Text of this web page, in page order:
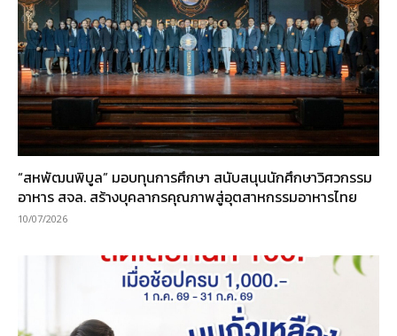
“สหพัฒนพิบูล” มอบทุนการศึกษา สนับสนุนนักศึกษาวิศวกรรม
อาหาร สจล. สร้างบุคลากรคุณภาพสู่อุตสาหกรรมอาหารไทย
10/07/2026